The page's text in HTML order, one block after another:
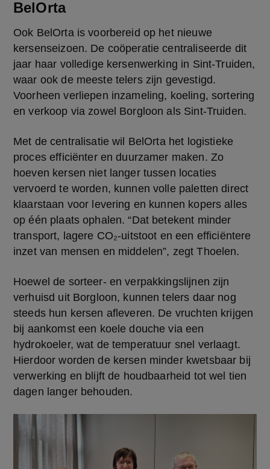
BelOrta
Ook BelOrta is voorbereid op het nieuwe
kersenseizoen. De coöperatie centraliseerde dit
jaar haar volledige kersenwerking in Sint-Truiden,
waar ook de meeste telers zijn gevestigd.
Voorheen verliepen inzameling, koeling, sortering
en verkoop via zowel Borgloon als Sint-Truiden.
Met de centralisatie wil BelOrta het logistieke
proces efficiënter en duurzamer maken. Zo
hoeven kersen niet langer tussen locaties
vervoerd te worden, kunnen volle paletten direct
klaarstaan voor levering en kunnen kopers alles
op één plaats ophalen. “Dat betekent minder
transport, lagere CO₂-uitstoot en een efficiëntere
inzet van mensen en middelen”, zegt Thoelen.
Hoewel de sorteer- en verpakkingslijnen zijn
verhuisd uit Borgloon, kunnen telers daar nog
steeds hun kersen afleveren. De vruchten krijgen
bij aankomst een koele douche via een
hydrokoeler, wat de temperatuur snel verlaagt.
Hierdoor worden de kersen minder kwetsbaar bij
verwerking en blijft de houdbaarheid tot wel tien
dagen langer behouden.